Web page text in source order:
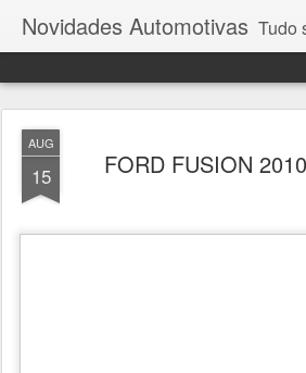
Novidades Automotivas Tudo
AUG
15 FORD FUSION